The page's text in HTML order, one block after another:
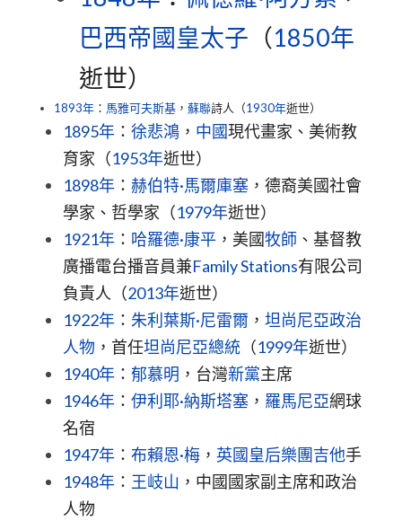
巴西帝國皇太子 （1850年
逝世）
1893年 ： 馬雅可夫斯基 ， 蘇聯詩人（1930年逝世）
1895年 ： 徐悲鴻 ， 中國現代畫家、美術教
育家（1953年逝世）
1898年 ： 赫伯特·馬爾庫塞 ，德裔美國社會
學家、哲學家（1979年逝世）
1921年 ： 哈羅德·康平 ，美國牧師 、基督教
廣播電台播音員兼Family Stations有限公司
負責人（2013年逝世）
1922年 ： 朱利葉斯·尼雷爾 ， 坦尚尼亞政治
人物 ，首任坦尚尼亞總統 （1999年逝世）
1940年 ： 郁慕明 ，台灣新黨主席
1946年 ： 伊利耶·納斯塔塞 ， 羅馬尼亞網球
名宿
1947年 ： 布賴恩·梅 ， 英國皇后樂團吉他手
1948年 ： 王岐山 ，中國國家副主席和政治
人物